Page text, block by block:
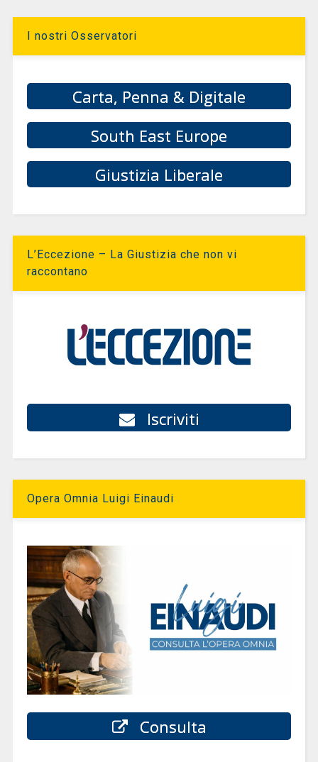
I nostri Osservatori
Carta, Penna & Digitale
South East Europe
Giustizia Liberale
L’Eccezione – La Giustizia che non vi
raccontano
Iscriviti
Opera Omnia Luigi Einaudi
Consulta